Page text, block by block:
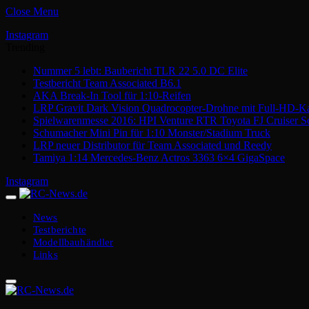
Close Menu
Instagram
Nummer 5 lebt: Baubericht TLR 22 5.0 DC Elite
Testbericht Team Associated B6.1
AKA Break-In Tool für 1:10-Reifen
LRP Gravit Dark Vision Quadrocopter-Drohne mit Full-HD-
Spielwarenmesse 2016: HPI Venture RTR Toyota FJ Cruiser
Schumacher Mini Pin für 1:10 Monster/Stadium Truck
LRP neuer Distributor für Team Associated und Reedy
Tamiya 1:14 Mercedes-Benz Actros 3363 6×4 GigaSpace
Instagram
News
Testberichte
Modellbauhändler
Links